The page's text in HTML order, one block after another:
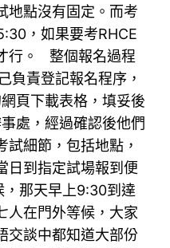
地點沒有固定。而考
，如果要考RHCE
行。 整個報名過程
負責登記報名程序，
頁下載表格，填妥後
處，經過確認後他們
細節，包括地點，
日到指定試場報到便
，那天早上9:30到達
人在門外等候，大家
交談中都知道大部份